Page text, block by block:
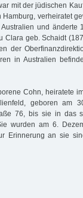
mit der jüdischen
verheiratet
und änderte
Clara geb. Schaidt
der
in Australien
Cohn, heiratete
geboren am
76, bis sie in das
wurden am 6.
Erinnerung an sie